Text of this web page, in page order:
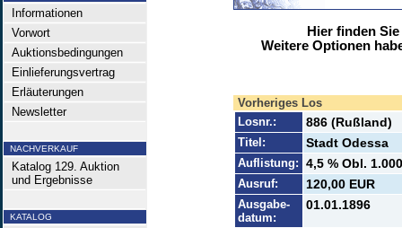
Informationen
Vorwort
Auktionsbedingungen
Einlieferungsvertrag
Erläuterungen
Newsletter
NACHVERKAUF
Katalog 129. Auktion
und Ergebnisse
KATALOG
Hier finden
Weitere Optionen
Vorheriges Los
Losnr.:
886 (Rußland)
Titel: Stadt Odessa
Auflistung: 4,5 % Obl.
Ausruf: 120,00 EUR
Ausgabe-
datum:
01.01.1896